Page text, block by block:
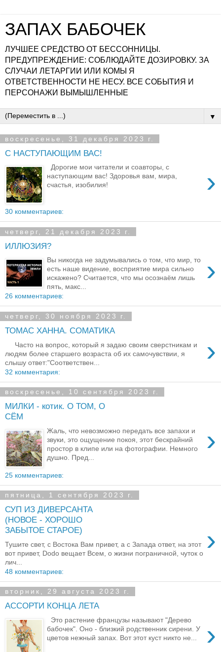
ЗАПАХ БАБОЧЕК
ЛУЧШЕЕ СРЕДСТВО ОТ БЕССОННИЦЫ.
ПРЕДУПРЕЖДЕНИЕ: СОБЛЮДАЙТЕ ДОЗИРОВКУ. ЗА
СЛУЧАИ ЛЕТАРГИИ ИЛИ КОМЫ Я
ОТВЕТСТВЕННОСТИ НЕ НЕСУ. ВСЕ СОБЫТИЯ И
ПЕРСОНАЖИ ВЫМЫШЛЕННЫЕ
▼
воскресенье, 31 декабря 2023 г.
С НАСТУПАЮЩИМ ВАС!
›
Дорогие мои читатели и соавторы, с
наступающим вас! Здоровья вам, мира,
счастья, изобилия!
30 комментариев:
четверг, 21 декабря 2023 г.
ИЛЛЮЗИЯ?
›
Вы никогда не задумывались о том, что мир, то
есть наше видение, восприятие мира сильно
искажено? Считается, что мы осознаём лишь
пять, макс...
26 комментариев:
четверг, 30 ноября 2023 г.
ТОМАС ХАННА. СОМАТИКА
›
Часто на вопрос, который я задаю своим сверстникам и
людям более старшего возраста об их самочувствии, я
слышу ответ:"Соответствен...
32 комментария:
воскресенье, 10 сентября 2023 г.
МИЛКИ - котик. О ТОМ, О
СЁМ
›
Жаль, что невозможно передать все запахи и
звуки, это ощущение покоя, этот бескрайний
простор в клипе или на фотографии. Немного
душно. Пред...
25 комментариев:
пятница, 1 сентября 2023 г.
СУП ИЗ ДИВЕРСАНТА
(НОВОЕ - ХОРОШО
ЗАБЫТОЕ СТАРОЕ)
›
Тушите свет, с Востока Вам привет, а с Запада ответ, на этот
вот привет, Dodo вещает Всем, о жизни пограничной, чуток о
лич...
48 комментариев:
вторник, 29 августа 2023 г.
АССОРТИ КОНЦА ЛЕТА
›
Это растение французы называют "Дерево
бабочек". Оно - близкий родственник сирени. У
цветов нежный запах. Вот этот куст никто не...